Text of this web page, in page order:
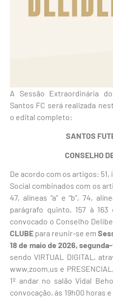
A Sessão Extraordinária
Santos FC será realizada
o edital completo:
SANTOS
CONSELHO
De acordo com os artigos: 51,
Social combinados com os
47, alíneas “a” e “b”, 74,
parágrafo quinto, 157 à
convocado o Conselho
CLUBE para reunir-se em
18 de maio de 2026,
sendo VIRTUAL DIGITAL,
www.zoom.us e
1º andar no salão Vidal
convocação, às 19h00 horas